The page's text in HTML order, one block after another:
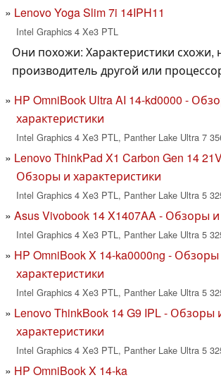
Lenovo Yoga Slim 7i 14IPH11
Intel Graphics 4 Xe3 PTL
Они похожи: Характеристики схожи,
производитель другой или
HP OmniBook Ultra AI 14-kd0000 -
характеристики
Intel Graphics 4 Xe3 PTL, Panther Lake Ultra 7
Lenovo ThinkPad X1 Carbon Gen 14
Обзоры и характеристики
Intel Graphics 4 Xe3 PTL, Panther Lake Ultra 5
Asus Vivobook 14 X1407AA - Обзоры
Intel Graphics 4 Xe3 PTL, Panther Lake Ultra 5
HP OmniBook X 14-ka0000ng -
характеристики
Intel Graphics 4 Xe3 PTL, Panther Lake Ultra 5
Lenovo ThinkBook 14 G9 IPL - Обзоры
характеристики
Intel Graphics 4 Xe3 PTL, Panther Lake Ultra 5
HP OmniBook X 14-ka